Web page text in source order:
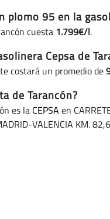
95 en la
cuesta 1.799€/l.
Cepsa de
costará un promedio de
de Tarancón?
es la CEPSA en
VALENCIA KM.